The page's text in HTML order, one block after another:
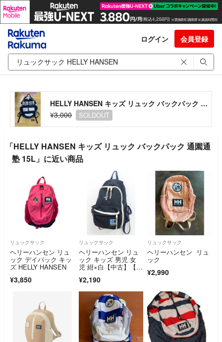
ログイン 会員登録
HELLY HANSEN キッズ リュック バックパック 通園通塾 15L
¥3,000
SOLDOUT
「HELLY HANSEN キッズ リュック バックパック 通園通
塾 15L」に近い商品
リュックサック
ヘリーハンセン リュ
ック デイパック キッ
ズ HELLY HANSEN
¥3,850
リュックサック
ヘリーハンセン リュ
ック キッズ 男児 女
児 紺×白【中古】【新
¥2,190
リュックサック
ヘリーハンセン リュ
ック
¥2,990